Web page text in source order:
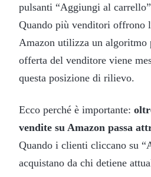
pulsanti “Aggiungi al
Quando più venditori offrono
Amazon utilizza un algoritmo
offerta del venditore viene
questa posizione di rilievo.
Ecco perché è importante:
vendite su Amazon passa
Quando i clienti cliccano su
acquistano da chi detiene